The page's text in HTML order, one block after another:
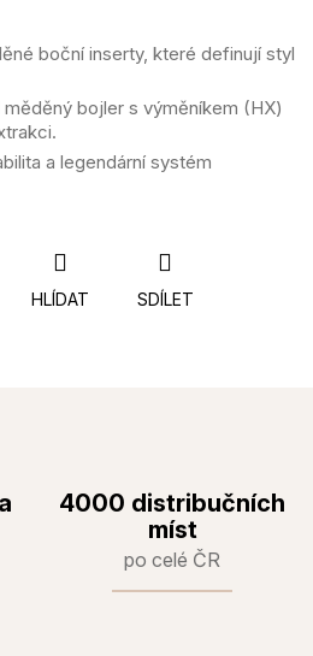
boční inserty, které definují styl
měděný bojler s výměníkem (HX)
a legendární systém
HLÍDAT SDÍLET
4000 distribučních
míst
po celé ČR